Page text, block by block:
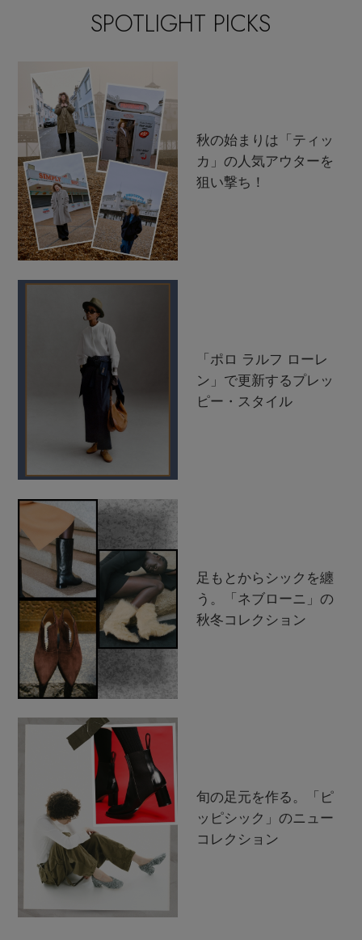
SPOTLIGHT PICKS
秋の始まりは「ティッ
カ」の人気アウターを
狙い撃ち！
「ポロ ラルフ ローレ
ン」で更新するプレッ
ピー・スタイル
足もとからシックを纏
う。「ネブローニ」の
秋冬コレクション
旬の足元を作る。「ピ
ッピシック」のニュー
コレクション